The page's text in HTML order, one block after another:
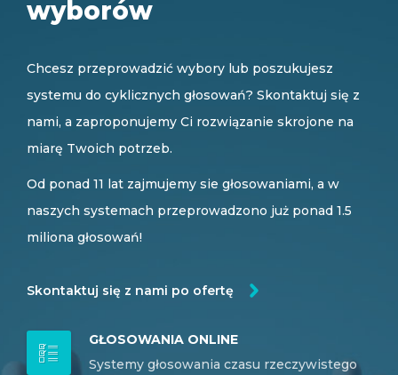
wyborów
Chcesz przeprowadzić wybory lub poszukujesz
systemu do cyklicznych głosowań? Skontaktuj się z
nami, a zaproponujemy Ci rozwiązanie skrojone na
miarę Twoich potrzeb.
Od ponad 11 lat zajmujemy sie głosowaniami, a w
naszych systemach przeprowadzono już ponad 1.5
miliona głosowań!
Skontaktuj się z nami po ofertę
GŁOSOWANIA ONLINE
Systemy głosowania czasu rzeczywistego